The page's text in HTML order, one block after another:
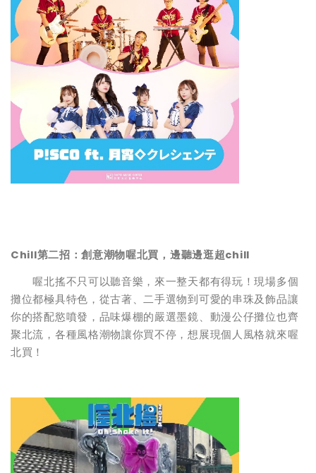
Chill第二招：創意潮物喔北買，邊聽邊逛超chill
喔北搖不只可以聽音樂，來一整天都有得玩！現場多個
攤位都極具特色，從古著、二手選物到可愛的串珠及飾品讓
你的搭配慾噴發，品味爆棚的嚴選墨鏡、動漫公仔攤位也齊
聚北流，各種風格潮物讓你買不停，想展現個人風格就來喔
北買！